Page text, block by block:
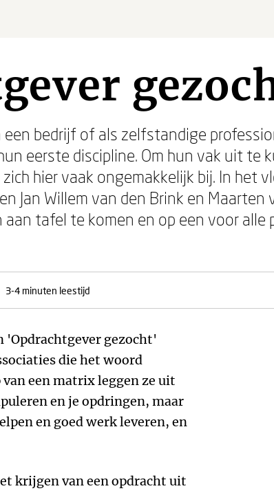
een bedrijf of als zelfstandige
eerste discipline. Om hun vak uit te
hier vaak ongemakkelijk bij. In het
Jan Willem van den Brink en Maarten
tafel te komen en op een voor alle
3-4 minuten leestijd
'Opdrachtgever gezocht'
die het woord
een matrix leggen ze uit
en je opdringen, maar
en goed werk leveren, en
krijgen van een opdracht uit